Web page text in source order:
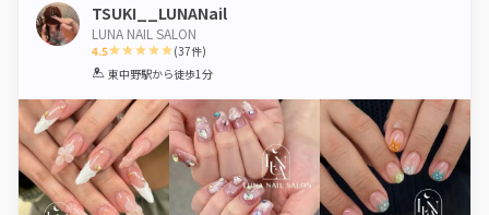
TSUKI__LUNANail
LUNA NAIL SALON
4.5
1 2 3 4 5
(37件)
東中野駅から徒歩1分